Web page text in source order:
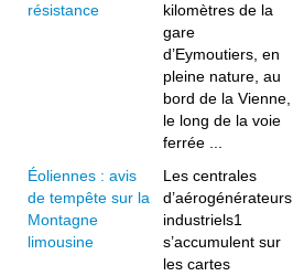
résistance
kilomètres de la
gare
d’Eymoutiers, en
pleine nature, au
bord de la Vienne,
le long de la voie
ferrée ...
Éoliennes : avis
de tempête sur la
Montagne
limousine
Les centrales
d’aérogénérateurs
industriels1
s’accumulent sur
les cartes